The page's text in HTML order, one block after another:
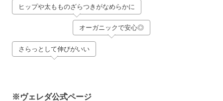
ヒップや太もものざらつきがなめらかに
オーガニックで安心◎
さらっとして伸びがいい
※ヴェレダ公式ページ